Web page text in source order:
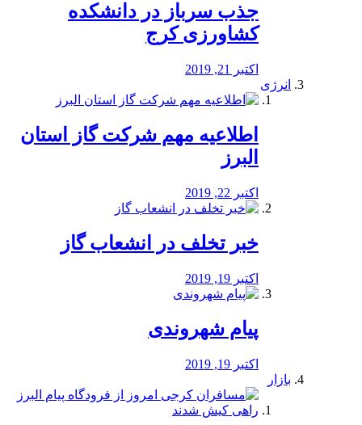
جذب سرباز در دانشکده
کشاورزی کرج
اکتبر 21, 2019
انرژی
️اطلاعیه مهم شرکت گاز استان
البرز
اکتبر 22, 2019
خبر تخلف در انشعاب گاز
اکتبر 19, 2019
پیام شهروندی
اکتبر 19, 2019
بازار